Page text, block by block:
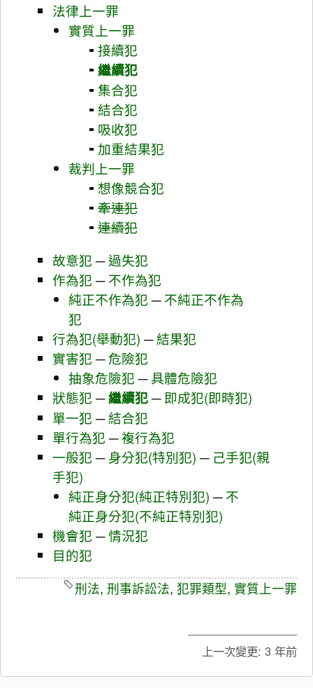
法律上一罪
實質上一罪
接續犯
繼續犯
集合犯
結合犯
吸收犯
加重結果犯
裁判上一罪
想像競合犯
牽連犯
連續犯
故意犯 ─過失犯
作為犯 ─不作為犯
純正不作為犯 ─不純正不作為
犯
行為犯(舉動犯) ─結果犯
實害犯 ─危險犯
抽象危險犯 ─具體危險犯
狀態犯 ─繼續犯─ 即成犯(即時犯)
單一犯 ─結合犯
單行為犯 ─複行為犯
一般犯 ─身分犯(特別犯) ─ 己手犯(親
手犯)
純正身分犯(純正特別犯) ─不
純正身分犯(不純正特別犯)
機會犯 ─情況犯
目的犯
刑法, 刑事訴訟法, 犯罪類型, 實質上一罪
上一次變更: 3 年前